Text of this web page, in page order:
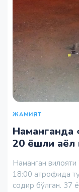
ЖАМИЯТ
Наманганда
20 ёшли аёл
Наманган
18:00 атрофида
содир бўлган. 37